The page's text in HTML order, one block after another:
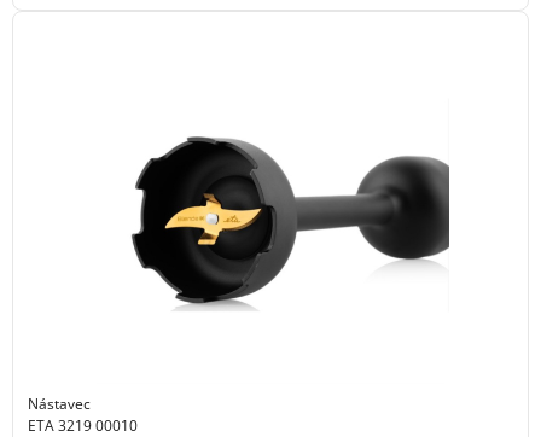
Nástavec
ETA 3219 00010